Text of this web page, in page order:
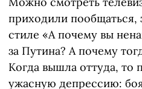
приходили пообщаться,
стиле «А почему вы
за Путина? А почему
Когда вышла оттуда, то
ужасную депрессию: